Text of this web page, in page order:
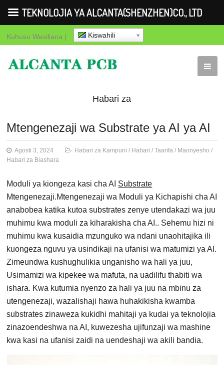
Kuhusu Wasiliana | Kiswahili
Habari za
Kampuni Habari Taarifa
Mtengenezaji wa Substrate ya AI ya AI
Agosti 3, 2024 Habari za Kampuni / Habari /Taarifa / Maonyesho /
Habari za Biashara
Moduli ya kiongeza kasi cha AI Substrate
Mtengenezaji.Mtengenezaji wa Moduli ya Kichapishi cha AI
anabobea katika kutoa substrates zenye utendakazi wa juu
muhimu kwa moduli za kiharakisha cha AI.. Sehemu hizi ni
muhimu kwa kusaidia mzunguko wa ndani unaohitajika ili
kuongeza nguvu ya usindikaji na ufanisi wa matumizi ya AI.
Zimeundwa kushughulikia unganisho wa hali ya juu,
Usimamizi wa kipekee wa mafuta, na uadilifu thabiti wa
ishara. Kwa kutumia nyenzo za hali ya juu na mbinu za
utengenezaji, wazalishaji hawa huhakikisha kwamba
substrates zinaweza kukidhi mahitaji ya kudai ya teknolojia
zinazoendeshwa na AI, kuwezesha ujifunzaji wa mashine
kwa kasi na ufanisi zaidi na uendeshaji wa akili bandia.
TEKNOLOJIA YA ALCANTA(SHENZHEN)CO., LTD